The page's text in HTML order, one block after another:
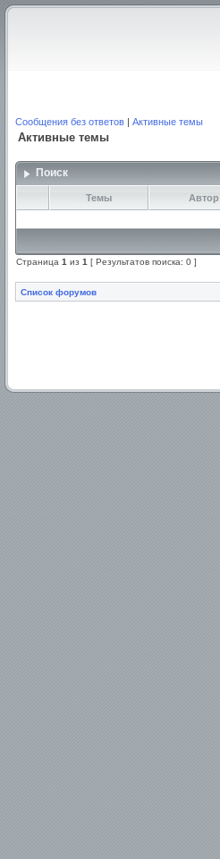
Сообщения без ответов | Активные темы
Активные темы
Поиск
Темы Автор
Страница 1 из 1 [ Результатов поиска: 0 ]
Список форумов